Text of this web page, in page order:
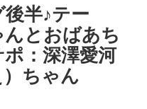
半♪テー
とおばあち
：深澤愛河
ちゃん